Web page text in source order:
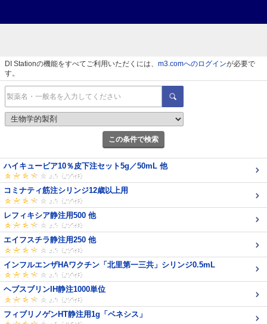
DI Stationの機能をすべてご利用いただくには、 m3.comへのログインが必要で
す。
この条件で検索
ハイキュービア10％皮下注セット5g／50mL 他
コミナティ筋注シリンジ12歳以上用
レフィキシア静注用500 他
エイフスチラ静注用250 他
インフルエンザHAワクチン「北里第一三共」シリンジ0.5mL
ヘブスブリンIH静注1000単位
フィブリノゲンHT静注用1g「ベネシス」